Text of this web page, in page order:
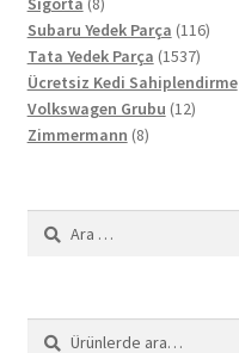
ürün
Subaru Yedek Parça 116116
Tata Yedek Parça 15371537
ürün
Ücretsiz Kedi Sahiplendirme
Volkswagen Grubu 1212
Zimmermann 88
Arama:
Ara:
Ara